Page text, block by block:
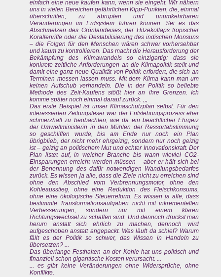
einfach eine neue kaufen kann, wenn sie eingeht. Wir nähern
uns in vielen Bereichen gefährlichen Kipp-Punkten, die, einmal
überschritten, zu abrupten und unumkehrbaren
Veränderungen im Erdsystem führen können. Sei es das
Abschmelzen des Grönlandeises, der Hitzekollaps tropischer
Korallenriffe oder die Destabilisierung des indischen Monsuns
– die Folgen für den Menschen wären schwer vorhersehbar
und kaum zu kontrollieren. Das macht die Herausforderung der
Bekämpfung des Klimawandels so einzigartig: dass sie
konkrete zeitliche Anforderungen an die Klimapolitik stellt und
damit eine ganz neue Qualität von Politik erfordert, die sich an
Terminen messen lassen muss. Mit dem Klima kann man um
keinen Aufschub verhandeln. Die in der Politik so beliebte
Methode des Zeit-Kaufens stößt hier an ihre Grenzen. Ich
komme später noch einmal darauf zurück. ,,,
Das erste Beispiel ist unser Klimaschutzplan selbst. Für den
interessierten Zeitungsleser war der Entstehungsprozess eher
schmerzhaft zu beobachten, wie da ein beachtlicher Ehrgeiz
der Umweltministerin in den Mühlen der Ressortabstimmung
so geschliffen wurde, bis am Ende nur noch ein Plan
übrigblieb, der nicht mehr ehrgeizig, sondern nur noch geizig
ist – geizig an politischem Mut und echter Innovationskraft. Der
Plan listet auf, in welcher Branche bis wann wieviel CO2-
Einsparungen erreicht werden müssen – aber er hält sich bei
der Benennung des dafür notwendigen Wandlungsbedarfes
zurück. Es wissen ja alle, dass die Ziele nicht zu erreichen sind
ohne den Abschied vom Verbrennungsmotor, ohne den
Kohleausstieg, ohne eine Reduktion des Fleischkonsums,
ohne eine ökologische Steuerreform. Es wissen ja alle, dass
bestimmte Transformationsaufgaben nicht mit inkrementellen
Verbesserungen, sondern nur mit einem klaren
Richtungswechsel zu schaffen sind. Und dennoch druckst man
herum anstatt sich ehrlich zu machen, dennoch wird
aufgeschoben anstatt angepackt. Was läuft da schief? Warum
fällt es der Politik so schwer, das Wissen in Handeln zu
übersetzen? ...
Das überlange Festhalten an der Kohle hat uns politisch und
finanziell schon gigantische Kosten verursacht. ...
... es gibt keine Veränderungen ohne Widersprüche, ohne
Konflikte.